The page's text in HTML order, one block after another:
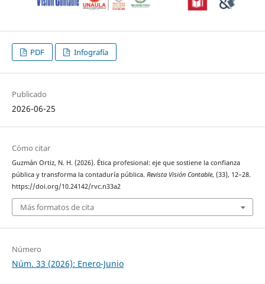
PDF Infografía
Publicado
2026-06-25
Cómo citar
Guzmán Ortiz, N. H. (2026). Ética profesional: eje que sostiene la confianza
pública y transforma la contaduría pública. Revista Visión Contable, (33), 12–28.
https://doi.org/10.24142/rvc.n33a2
Más formatos de cita
Número
Núm. 33 (2026): Enero-Junio